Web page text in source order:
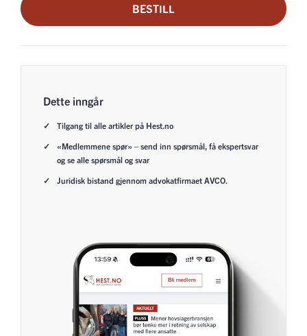
BESTILL
Dette inngår
Tilgang til alle artikler på Hest.no
«Medlemmene spør» – send inn spørsmål, få ekspertsvar
og se alle spørsmål og svar
Juridisk bistand gjennom advokatfirmaet AVCO.